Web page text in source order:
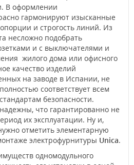
В оформлении
гармонируют изысканные
и строгость линий. Из
несложно подобрать
и с выключателями и
жилого дома или офисного
качество изделий
на заводе в Испании, не
соответствует всем
безопасности.
что гарантированно не
их эксплуатации. Ну и,
отметить элементарную
электрофурнитуры Unica.
одномодульного